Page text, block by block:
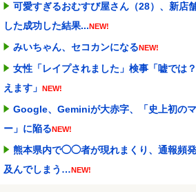
可愛すぎるおむすび屋さん（28）、新店
した成功した結果...NEW!
みいちゃん、セコカンになるNEW!
女性「レイプされました」検事「嘘では
えます」 NEW!
Google、Geminiが大赤字、「史上初の
ー」に陥るNEW!
熊本県内で◯◯者が現れまくり、通報頻
及んでしまう…NEW!